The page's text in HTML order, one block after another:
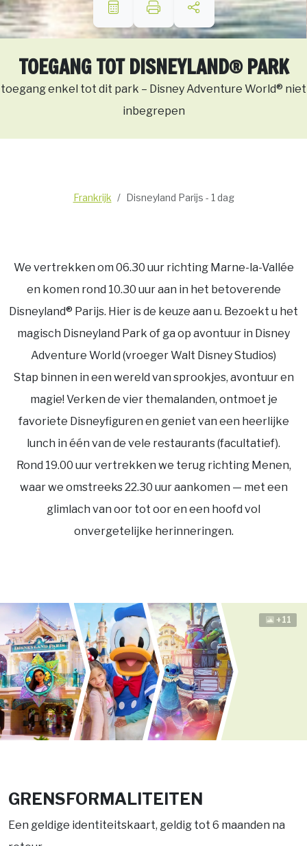
TOEGANG TOT DISNEYLAND® PARK
toegang enkel tot dit park – Disney Adventure World® niet
inbegrepen
Frankrijk Disneyland Parijs - 1 dag
We vertrekken om 06.30 uur richting Marne-la-Vallée
en komen rond 10.30 uur aan in het betoverende
Disneyland® Parijs. Hier is de keuze aan u. Bezoekt u het
magisch Disneyland Park of ga op avontuur in Disney
Adventure World (vroeger Walt Disney Studios)
Stap binnen in een wereld van sprookjes, avontuur en
magie! Verken de vier themalanden, ontmoet je
favoriete Disneyfiguren en geniet van een heerlijke
lunch in één van de vele restaurants (facultatief).
Rond 19.00 uur vertrekken we terug richting Menen,
waar we omstreeks 22.30 uur aankomen — met een
glimlach van oor tot oor en een hoofd vol
onvergetelijke herinneringen.
+11
GRENSFORMALITEITEN
Een geldige identiteitskaart, geldig tot 6 maanden na